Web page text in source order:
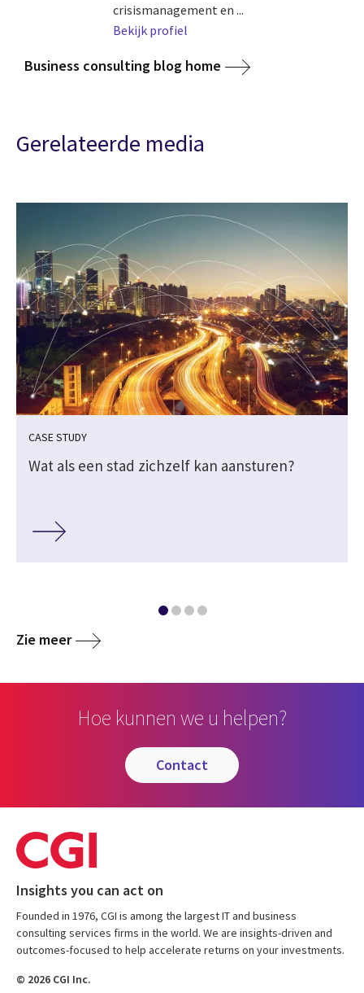
crisismanagement en ...
Bekijk profiel
Business consulting blog home
Gerelateerde media
CASE STUDY
Wat als een stad zichzelf kan aansturen?
Zie meer
Hoe kunnen we u helpen?
contact
Insights you can act on
Founded in 1976, CGI is among the largest IT and business
consulting services firms in the world. We are insights-driven and
outcomes-focused to help accelerate returns on your investments.
© 2026 CGI Inc.